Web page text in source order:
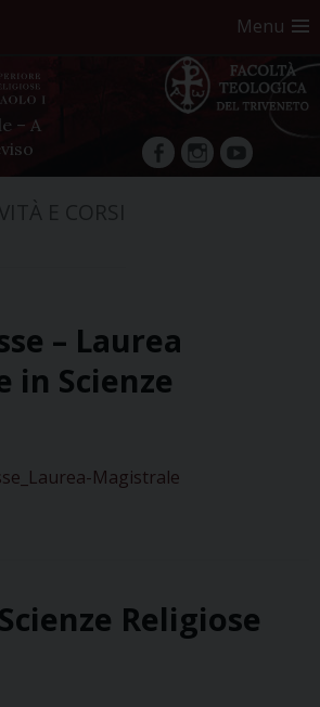
Menu
– A
facebookInstagram
YouTube
– Laurea
in Scienze
Magistrale
Religiose